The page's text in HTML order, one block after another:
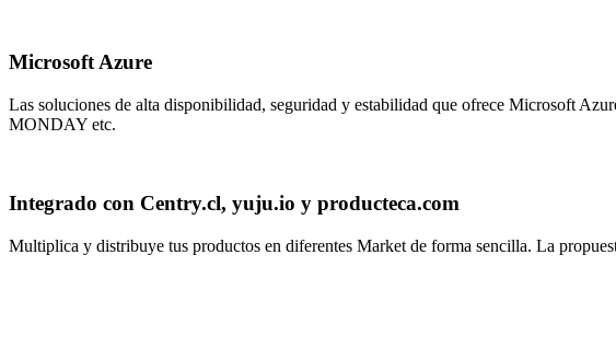
Microsoft Azure
Las soluciones de alta disponibilidad, seguridad y estabilidad que ofrece Microsoft
MONDAY etc.
Integrado con Centry.cl, yuju.io y producteca.com
Multiplica y distribuye tus productos en diferentes Market de forma sencilla. La